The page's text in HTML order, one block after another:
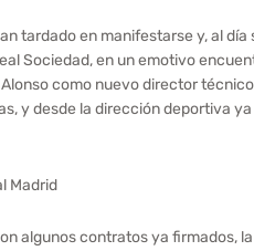
tardado en manifestarse y, al
Sociedad, en un emotivo
como nuevo director
y desde la dirección deportiva
Madrid
algunos contratos ya firmados,